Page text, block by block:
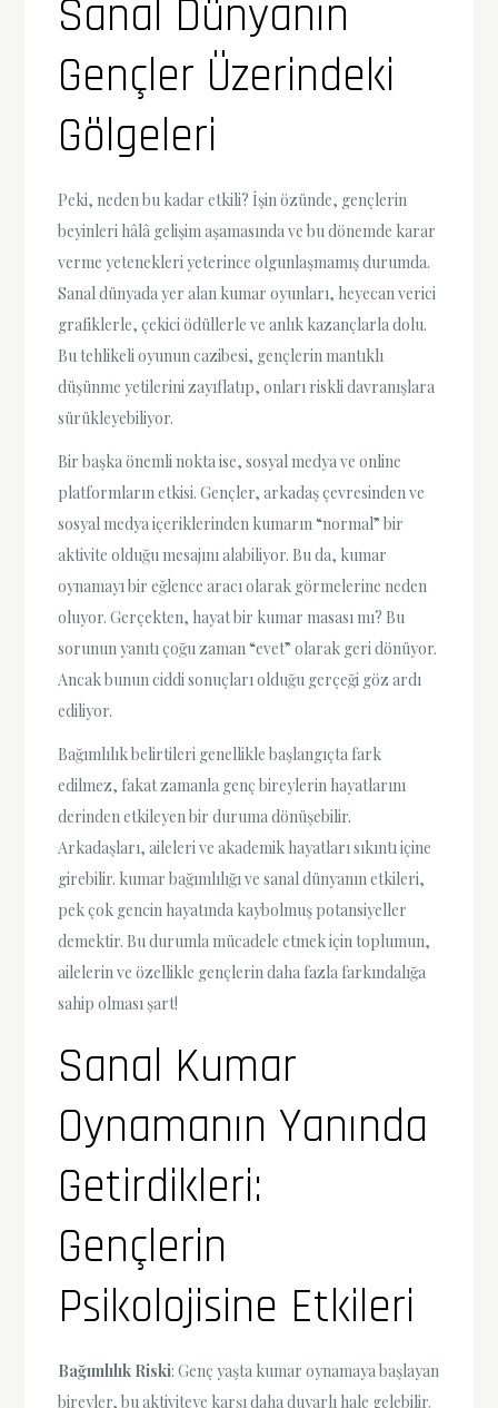
Sanal Dünyanın
Gençler Üzerindeki
Gölgeleri
Peki, neden bu kadar etkili? İşin özünde, gençlerin
beyinleri hâlâ gelişim aşamasında ve bu dönemde karar
verme yetenekleri yeterince olgunlaşmamış durumda.
Sanal dünyada yer alan kumar oyunları, heyecan verici
grafiklerle, çekici ödüllerle ve anlık kazançlarla dolu.
Bu tehlikeli oyunun cazibesi, gençlerin mantıklı
düşünme yetilerini zayıflatıp, onları riskli davranışlara
sürükleyebiliyor.
Bir başka önemli nokta ise, sosyal medya ve online
platformların etkisi. Gençler, arkadaş çevresinden ve
sosyal medya içeriklerinden kumarın “normal” bir
aktivite olduğu mesajını alabiliyor. Bu da, kumar
oynamayı bir eğlence aracı olarak görmelerine neden
oluyor. Gerçekten, hayat bir kumar masası mı? Bu
sorunun yanıtı çoğu zaman “evet” olarak geri dönüyor.
Ancak bunun ciddi sonuçları olduğu gerçeği göz ardı
ediliyor.
Bağımlılık belirtileri genellikle başlangıçta fark
edilmez, fakat zamanla genç bireylerin hayatlarını
derinden etkileyen bir duruma dönüşebilir.
Arkadaşları, aileleri ve akademik hayatları sıkıntı içine
girebilir. kumar bağımlılığı ve sanal dünyanın etkileri,
pek çok gencin hayatında kaybolmuş potansiyeller
demektir. Bu durumla mücadele etmek için toplumun,
ailelerin ve özellikle gençlerin daha fazla farkındalığa
sahip olması şart!
Sanal Kumar
Oynamanın Yanında
Getirdikleri:
Gençlerin
Psikolojisine Etkileri
Bağımlılık Riski: Genç yaşta kumar oynamaya başlayan
bireyler, bu aktiviteye karşı daha duyarlı hale gelebilir.